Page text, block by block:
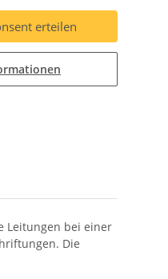
erteilen
Leitungen bei einer
Die